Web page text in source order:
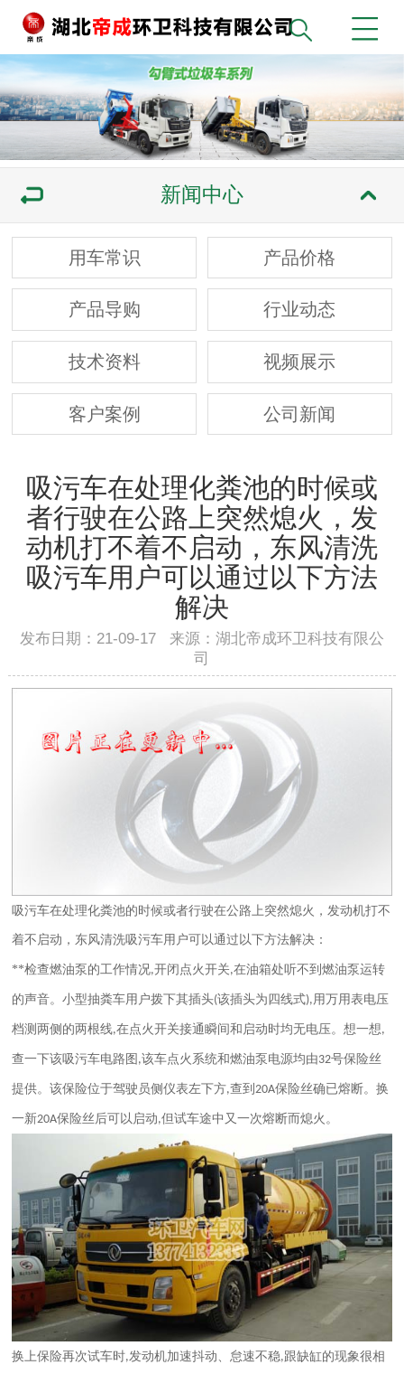
新闻中心
用车常识 产品价格
产品导购 行业动态
技术资料 视频展示
客户案例 公司新闻
吸污车在处理化粪池的时候或
者行驶在公路上突然熄火，发
动机打不着不启动，东风清洗
吸污车用户可以通过以下方法
解决
发布日期：21-09-17 来源：湖北帝成环卫科技有限公
司
吸污车在处理化粪池的时候或者行驶在公路上突然熄火，发动机打不
着不启动，东风清洗吸污车用户可以通过以下方法解决：
**检查燃油泵的工作情况,开闭点火开关,在油箱处听不到燃油泵运转
的声音。小型抽粪车用户拨下其插头(该插头为四线式),用万用表电压
档测两侧的两根线,在点火开关接通瞬间和启动时均无电压。想一想,
查一下该吸污车电路图 ,该车点火系统和燃油泵电源均由32号保险丝
提供。该保险位于驾驶员侧仪表左下方,查到20A保险丝确已熔断。换
一新20A保险丝后可以启动,但试车途中又一次熔断而熄火。
换上保险再次试车时,发动机加速抖动、怠速不稳,跟缺缸的现象很相